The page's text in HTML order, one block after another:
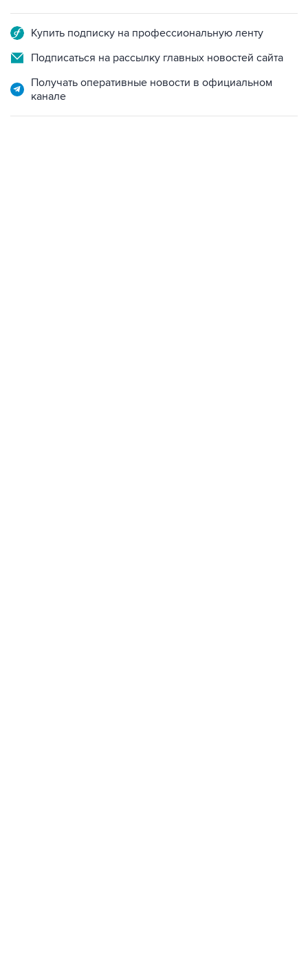
Купить подписку на профессиональную ленту
Подписаться на рассылку главных новостей сайта
Получать оперативные новости в официальном
канале